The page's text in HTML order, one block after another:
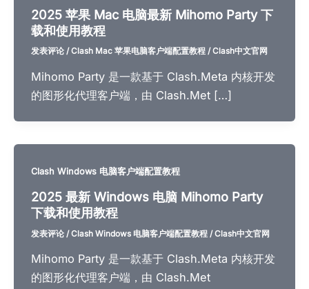
2025 苹果 Mac 电脑最新 Mihomo Party 下
载和使用教程
发表评论 /Clash Mac 苹果电脑客户端配置教程/Clash中文官网
Mihomo Party 是一款基于 Clash.Meta 内核开发
的图形化代理客户端，由 Clash.Met […]
Clash Windows 电脑客户端配置教程
2025 最新 Windows 电脑 Mihomo Party
下载和使用教程
发表评论 /Clash Windows 电脑客户端配置教程/Clash中文官网
Mihomo Party 是一款基于 Clash.Meta 内核开发
的图形化代理客户端，由 Clash.Met